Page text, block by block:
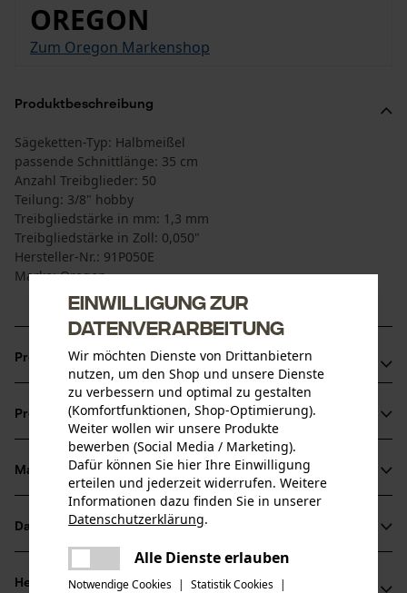
OREGON
Zum Oregon Markenshop
Produktbeschreibung
Sägeketten-Typ: Halbmeißel
passende Schnittlänge: 35 cm
Anzahl Treibglieder: 50
Teilung: 3/8" hobby
Treibgliedstärke in mm: 1,3 mm
Treibgliedstärke in Zoll: 0,050"
Hersteller-Nr.: 91P050E
Marke: Oregon
Produktvorteile
Rückschlag-reduziert durch abgeschrägte,
rampenförmige Tiefenbegrenzer
Mit langen Schneidezähnen für hohe Lebensdauer
Produktinformationen
Produktdetails
Aktivitätstyp
Material & Pflege
Hauptmaterial
Datenblätter
Herstellerdatenblatt (PDF)
Herstellerinformationen
Einwilligung zur
Datenverarbeitung
Wir möchten Dienste von Drittanbietern
nutzen, um den Shop und unsere Dienste
zu verbessern und optimal zu gestalten
(Komfortfunktionen, Shop-Optimierung).
Weiter wollen wir unsere Produkte
bewerben (Social Media / Marketing).
Dafür können Sie hier Ihre Einwilligung
erteilen und jederzeit widerrufen. Weitere
Informationen dazu finden Sie in unserer
Datenschutzerklärung.
Alle Dienste erlauben
Notwendige Cookies | Statistik Cookies |
Es ist ein Fehler aufgetreten. Bitte
versuchen Sie es erneut.